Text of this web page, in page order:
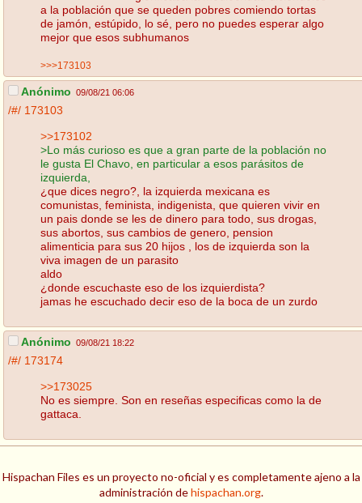
a la población que se queden pobres comiendo tortas
de jamón, estúpido, lo sé, pero no puedes esperar algo
mejor que esos subhumanos
>>>173103
Anónimo 09/08/21 06:06
/#/ 173103
>>173102
>Lo más curioso es que a gran parte de la población no
le gusta El Chavo, en particular a esos parásitos de
izquierda,
¿que dices negro?, la izquierda mexicana es
comunistas, feminista, indigenista, que quieren vivir en
un pais donde se les de dinero para todo, sus drogas,
sus abortos, sus cambios de genero, pension
alimenticia para sus 20 hijos , los de izquierda son la
viva imagen de un parasito
aldo
¿donde escuchaste eso de los izquierdista?
jamas he escuchado decir eso de la boca de un zurdo
Anónimo 09/08/21 18:22
/#/ 173174
>>173025
No es siempre. Son en reseñas especificas como la de
gattaca.
Hispachan Files es un proyecto no-oficial y es completamente ajeno a la
administración dehispachan.org.